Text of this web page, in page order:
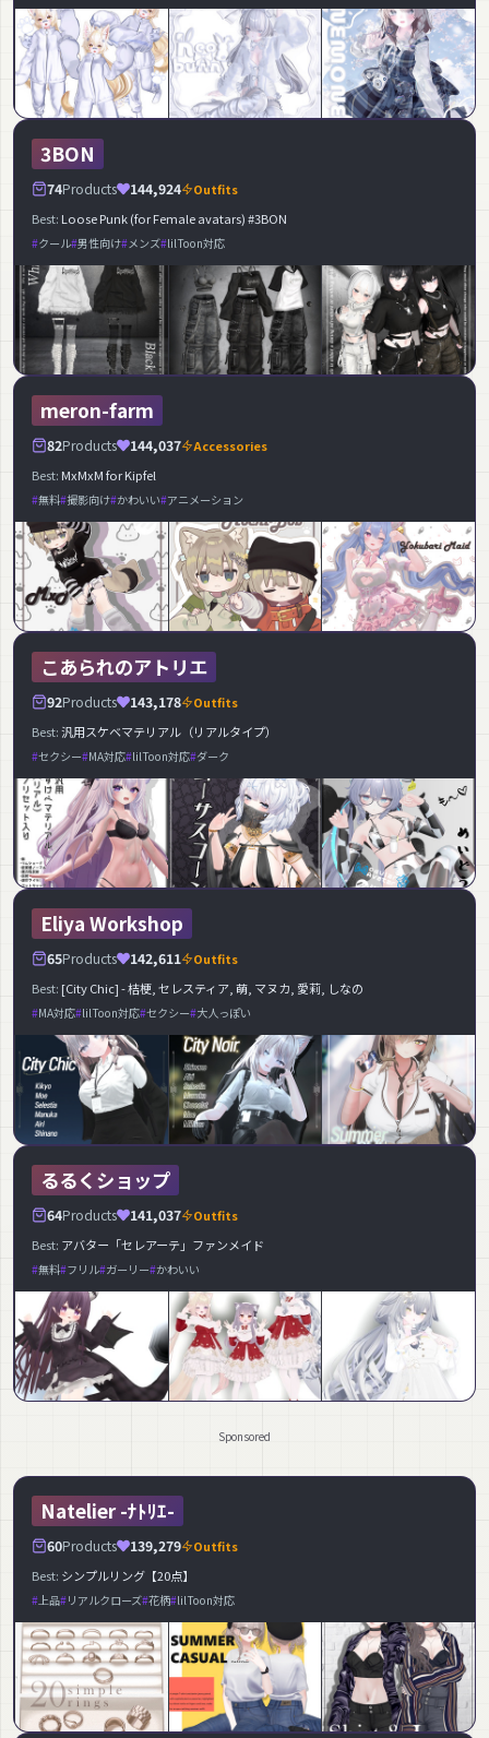
3BON
74Products 144,924
Outfits
Best: Loose Punk (for Female avatars) #3BON
クール 男性向け メンズ lilToon対応
meron-farm
82Products 144,037
Accessories
Best: MxMxM for Kipfel
無料 撮影向け かわいい アニメーション
こあられのアトリエ
92Products 143,178
Outfits
Best:汎用スケベマテリアル（リアルタイプ）
セクシー MA対応 lilToon対応 ダーク
Eliya Workshop
65Products 142,611
Outfits
Best: [City Chic] - 桔梗, セレスティア, 萌, マヌカ, 愛莉, しなの
MA対応 lilToon対応 セクシー 大人っぽい
るるくショップ
64Products 141,037
Outfits
Best: アバター「セレアーテ」ファンメイド
無料 フリル ガーリー かわいい
Sponsored
Natelier -ﾅﾄﾘｴ-
60Products 139,279
Outfits
Best: シンプルリング【20点】
上品 リアルクローズ 花柄 lilToon対応